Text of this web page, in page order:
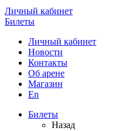
Личный кабинет
Билеты
Личный кабинет
Новости
Контакты
Об арене
Магазин
En
Билеты
Назад